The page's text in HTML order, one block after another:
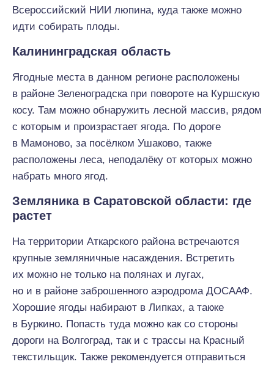
Всероссийский НИИ люпина, куда также можно
идти собирать плоды.
Калининградская область
Ягодные места в данном регионе расположены
в районе Зеленоградска при повороте на Куршскую
косу. Там можно обнаружить лесной массив, рядом
с которым и произрастает ягода. По дороге
в Мамоново, за посёлком Ушаково, также
расположены леса, неподалёку от которых можно
набрать много ягод.
Земляника в Саратовской области: где
растет
На территории Аткарского района встречаются
крупные земляничные насаждения. Встретить
их можно не только на полянах и лугах,
но и в районе заброшенного аэродрома ДОСААФ.
Хорошие ягоды набирают в Липках, а также
в Буркино. Попасть туда можно как со стороны
дороги на Волгоград, так и с трассы на Красный
текстильщик. Также рекомендуется отправиться